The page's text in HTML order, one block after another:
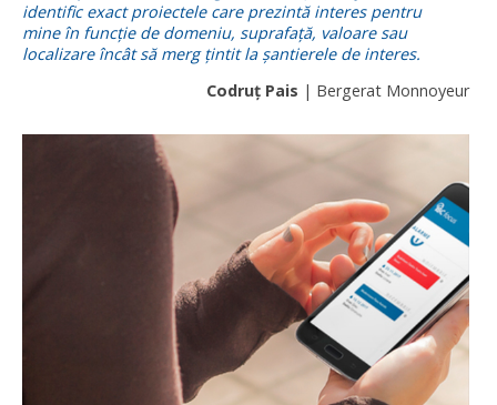
identific exact proiectele care prezintă interes pentru
mine în funcție de domeniu, suprafață, valoare sau
localizare încât să merg țintit la șantierele de interes.
Codruț Pais | Bergerat Monnoyeur